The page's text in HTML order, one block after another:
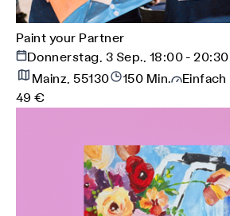
Paint your Partner
Donnerstag, 3 Sep., 18:00 - 20:30
Mainz, 55130
150 Min.
Einfach
49 €